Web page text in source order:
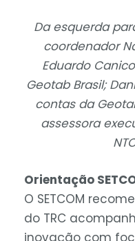
Da esquerda
coordenador
Eduardo
Geotab Brasil;
contas da
assessora
Orientação
O SETCOM
do TRC
inovação com